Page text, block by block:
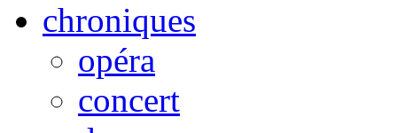
chroniques
opéra
concert